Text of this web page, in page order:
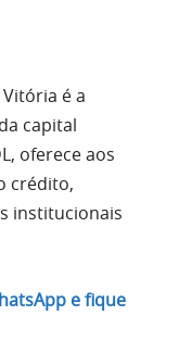
é a
capital
oferece aos
crédito,
institucionais
e fique